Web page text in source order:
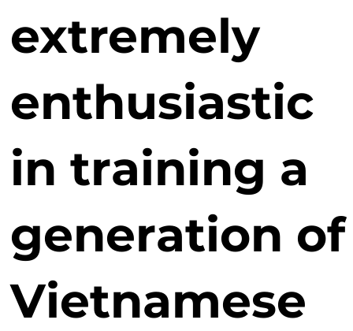
extremely
enthusiastic
in training a
generation of
Vietnamese